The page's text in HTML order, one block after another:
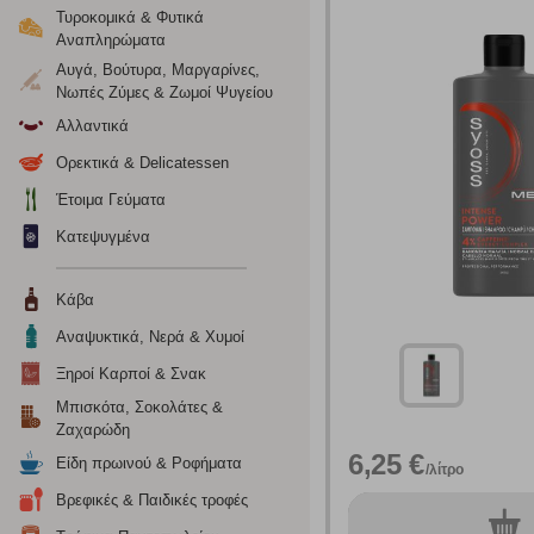
Τυροκομικά & Φυτικά
Αναπληρώματα
Αυγά, Βούτυρα, Μαργαρίνες,
Νωπές Ζύμες & Ζωμοί Ψυγείου
Αλλαντικά
Ορεκτικά & Delicatessen
Έτοιμα Γεύματα
Κατεψυγμένα
Κάβα
Αναψυκτικά, Νερά & Χυμοί
Ξηροί Καρποί & Σνακ
Μπισκότα, Σοκολάτες &
Ζαχαρώδη
Είδη πρωινού & Ροφήματα
Βρεφικές & Παιδικές τροφές
6,25 €/λίτρο
0τεμ.
Ενημέρωση
υπολογιστή ή την ηλεκτρονική συσκευή σας, προσθέτοντας
σας. Η κατηγορία των απολύτως απαραίτητων cookies για την
σχετικό κουμπί επάνω δεξιά, αφού ενημερωθείτε σχετικά.
σας ή/και της χρήσης των υπηρεσιών μας. Δείτε περισσότερα
Λειτουργικά cookies
Τα λειτουργικά cookies επιτρέπουν την παροχή